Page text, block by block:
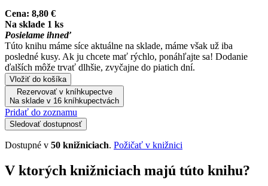
Cena: 8,80 €
Na sklade 1 ks
Posielame ihneď
Túto knihu máme síce aktuálne na sklade, máme však už iba
posledné kusy. Ak ju chcete mať rýchlo, ponáhľajte sa! Dodanie
ďalších môže trvať dlhšie, zvyčajne do piatich dní.
Vložiť do košíka
Rezervovať v kníhkupectve
Na sklade v 16 kníhkupectvách
Pridať do zoznamu
Sledovať dostupnosť
Dostupné v 50 knižniciach. Požičať v knižnici
V ktorých knižniciach majú túto knihu?